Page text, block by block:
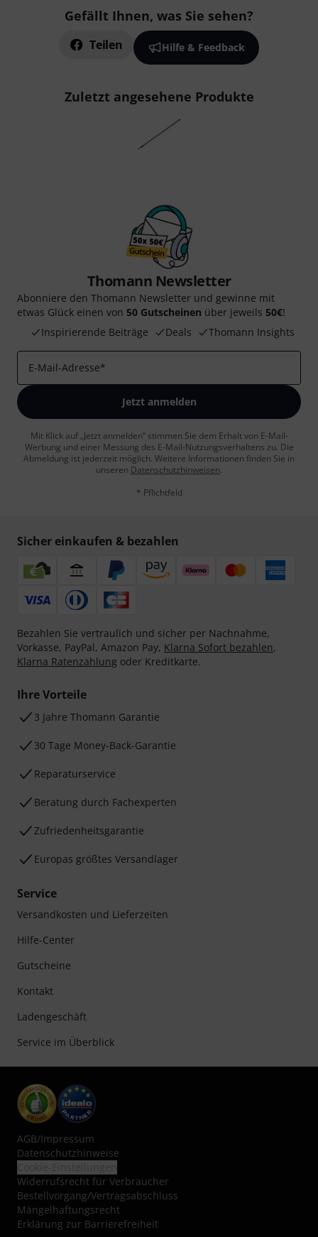
Gefällt Ihnen, was Sie sehen?
Teilen Hilfe & Feedback
Zuletzt angesehene Produkte
Thomann Newsletter
Abonniere den Thomann Newsletter und gewinne mit
etwas Glück einen von 50 Gutscheinen über jeweils 50€!
Inspirierende Beiträge
Deals Thomann Insights
E-Mail-Adresse*
Jetzt anmelden
Mit Klick auf „Jetzt anmelden“ stimmen Sie dem Erhalt von E-Mail-
Werbung und einer Messung des E-Mail-Nutzungsverhaltens zu. Die
Abmeldung ist jederzeit möglich. Weitere Informationen finden Sie in
unseren Datenschutzhinweisen.
* Pflichtfeld
Sicher einkaufen & bezahlen
Bezahlen Sie vertraulich und sicher per Nachnahme,
Vorkasse, PayPal, Amazon Pay, Klarna Sofort bezahlen,
Klarna Ratenzahlung oder Kreditkarte.
Ihre Vorteile
3 Jahre Thomann Garantie
30 Tage Money-Back-Garantie
Reparaturservice
Beratung durch Fachexperten
Zufriedenheitsgarantie
Europas größtes Versandlager
Service
Versandkosten und Lieferzeiten
Hilfe-Center
Gutscheine
Kontakt
Ladengeschäft
Service im Überblick
AGB/Impressum
Datenschutzhinweise
Widerrufsrecht für Verbraucher
Bestellvorgang/Vertragsabschluss
Mängelhaftungsrecht
Erklärung zur Barrierefreiheit